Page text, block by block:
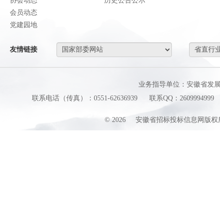
会员动态
党建园地
友情链接
业务指导单位：安徽省发
联系电话（传真）：0551-62636939
联系QQ：2609994999
© 2026 安徽省招标投标信息网版